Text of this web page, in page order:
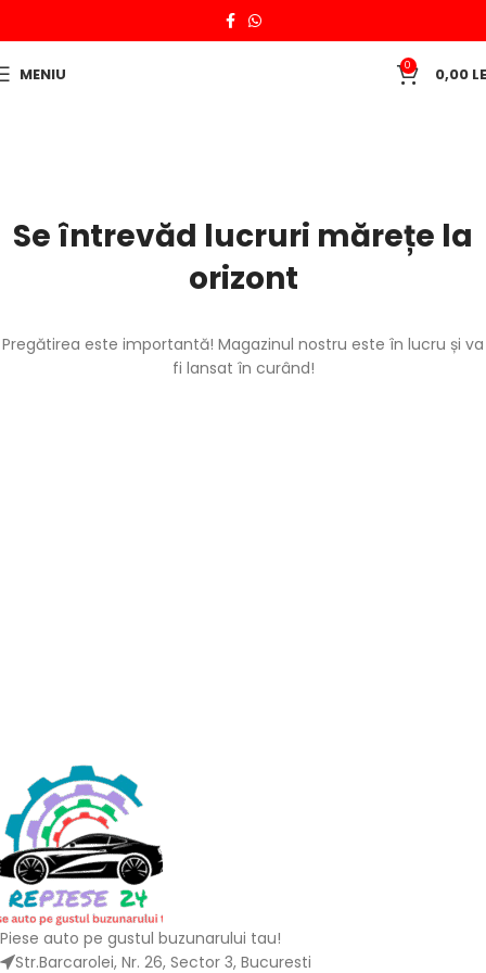
MENIU 0 0,00
Se întrevăd lucruri mărețe la
orizont
Pregătirea este importantă! Magazinul nostru este în lucru și va
fi lansat în curând!
Piese auto pe gustul buzunarului tau!
Str.Barcarolei, Nr. 26, Sector 3, Bucuresti